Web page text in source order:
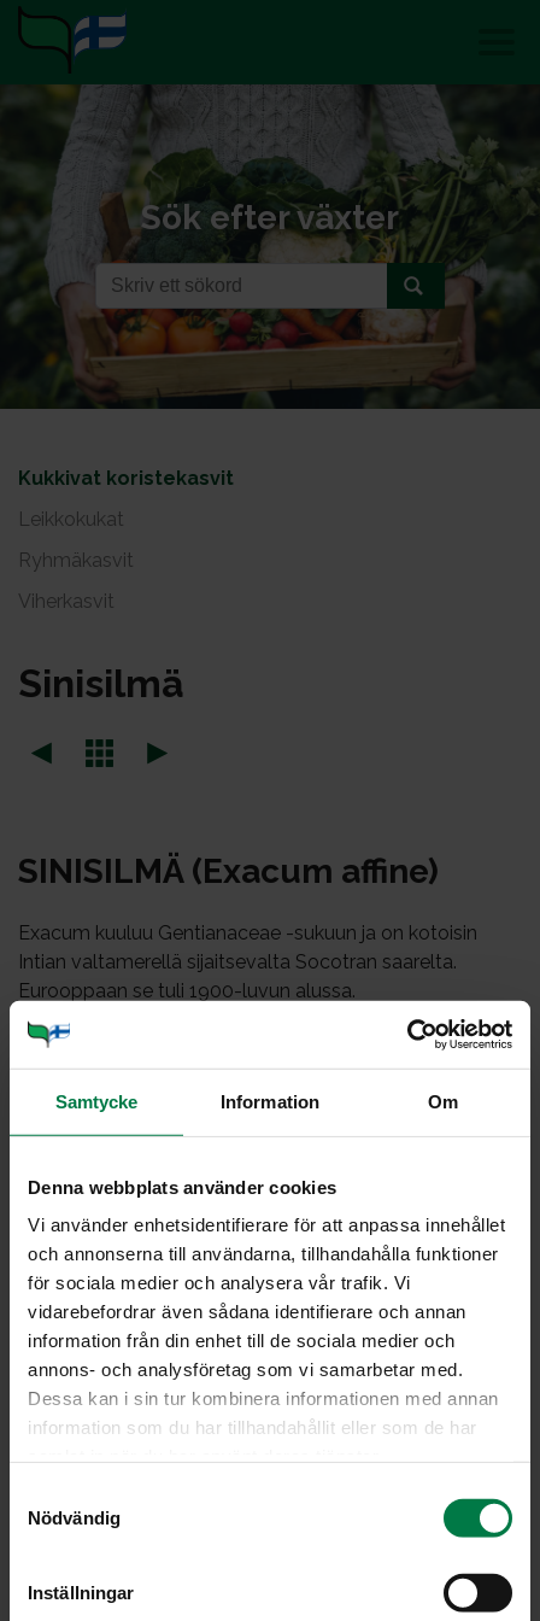
Samtycke Information Om
Denna webbplats använder cookies
Vi använder enhetsidentifierare för att anpassa innehållet
och annonserna till användarna, tillhandahålla funktioner
för sociala medier och analysera vår trafik. Vi
vidarebefordrar även sådana identifierare och annan
information från din enhet till de sociala medier och
annons- och analysföretag som vi samarbetar med.
Dessa kan i sin tur kombinera informationen med annan
information som du har tillhandahållit eller som de har
Nödvändig
Inställningar
Sök efter växter
Kukkivat koristekasvit
Leikkokukat
Ryhmäkasvit
Viherkasvit
Si­ni­sil­mä
SI­NI­SIL­MÄ (Exa­cum af­fi­ne)
Exacum kuuluu Gentianaceae -sukuun ja on kotoisin
Intian valtamerellä sijaitsevalta Socotran saarelta.
Eurooppaan se tuli 1900-luvun alussa.
Tämä pieni tiivis keväällä ostettava ruukkukasvi on usein
täynnä kukkia koko kesän. Suomenkieliseksi nimeksi
vakiintunut ”sinisilmä” on harhaanjohtava, koska kasvista
melko vähäistä.
Kasvin hoito
Kotona sinisilmä kannattaa sijoittaa lämpimälle
valoisalle ikkunalle, ei kuitenkaan aivan suoraan auringon
paahteeseen. Ruukun multa tulisi pitää tasaisen
kosteana runsaalla ja säännöllisellä kastelulla.
Kuivumaan päässyt kasvi pudottaa yleensä kukkansa.
Kasvuvoiman ja hyvän kukinnan takaamiseksi kannattaa
Sinisilmä on yleensä yksivuotinen kasvi, joten kukinnan
Vaihtoehtona valmiin kasvin ostamiselle voi kokeilla